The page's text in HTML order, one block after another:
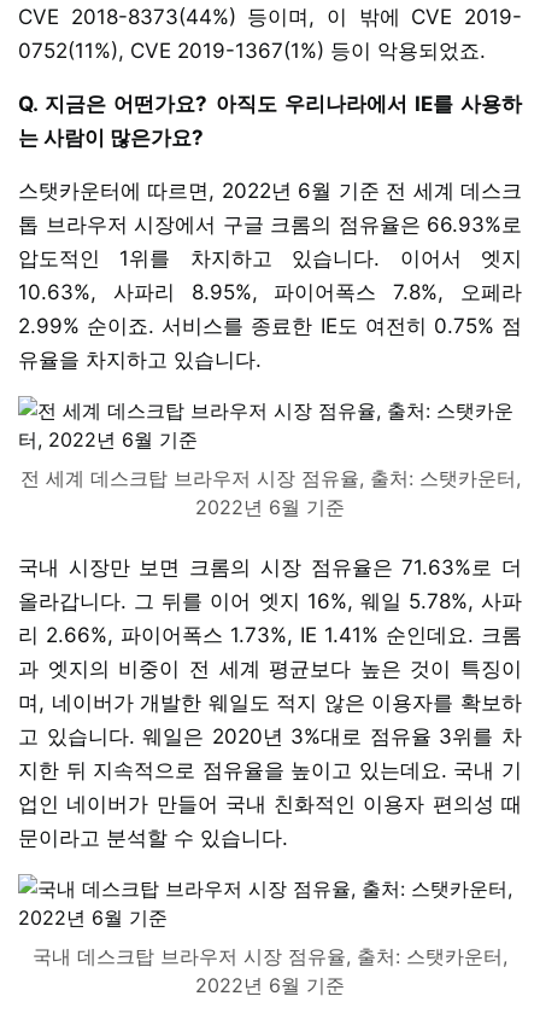
CVE 2018-8373(44%) 등이며, 이 밖에 CVE 2019-
0752(11%), CVE 2019-1367(1%) 등이 악용되었죠.
Q. 지금은 어떤가요? 아직도 우리나라에서 IE를 사용하
는 사람이 많은가요?
스탯카운터에 따르면, 2022년 6월 기준 전 세계 데스크
톱 브라우저 시장에서 구글 크롬의 점유율은 66.93%로
압도적인 1위를 차지하고 있습니다. 이어서 엣지
10.63%, 사파리 8.95%, 파이어폭스 7.8%, 오페라
2.99% 순이죠. 서비스를 종료한 IE도 여전히 0.75% 점
유율을 차지하고 있습니다.
전 세계 데스크탑 브라우저 시장 점유율, 출처: 스탯카운터,
2022년 6월 기준
국내 시장만 보면 크롬의 시장 점유율은 71.63%로 더
올라갑니다. 그 뒤를 이어 엣지 16%, 웨일 5.78%, 사파
리 2.66%, 파이어폭스 1.73%, IE 1.41% 순인데요. 크롬
과 엣지의 비중이 전 세계 평균보다 높은 것이 특징이
며, 네이버가 개발한 웨일도 적지 않은 이용자를 확보하
고 있습니다. 웨일은 2020년 3%대로 점유율 3위를 차
지한 뒤 지속적으로 점유율을 높이고 있는데요. 국내 기
업인 네이버가 만들어 국내 친화적인 이용자 편의성 때
문이라고 분석할 수 있습니다.
국내 데스크탑 브라우저 시장 점유율, 출처: 스탯카운터,
2022년 6월 기준